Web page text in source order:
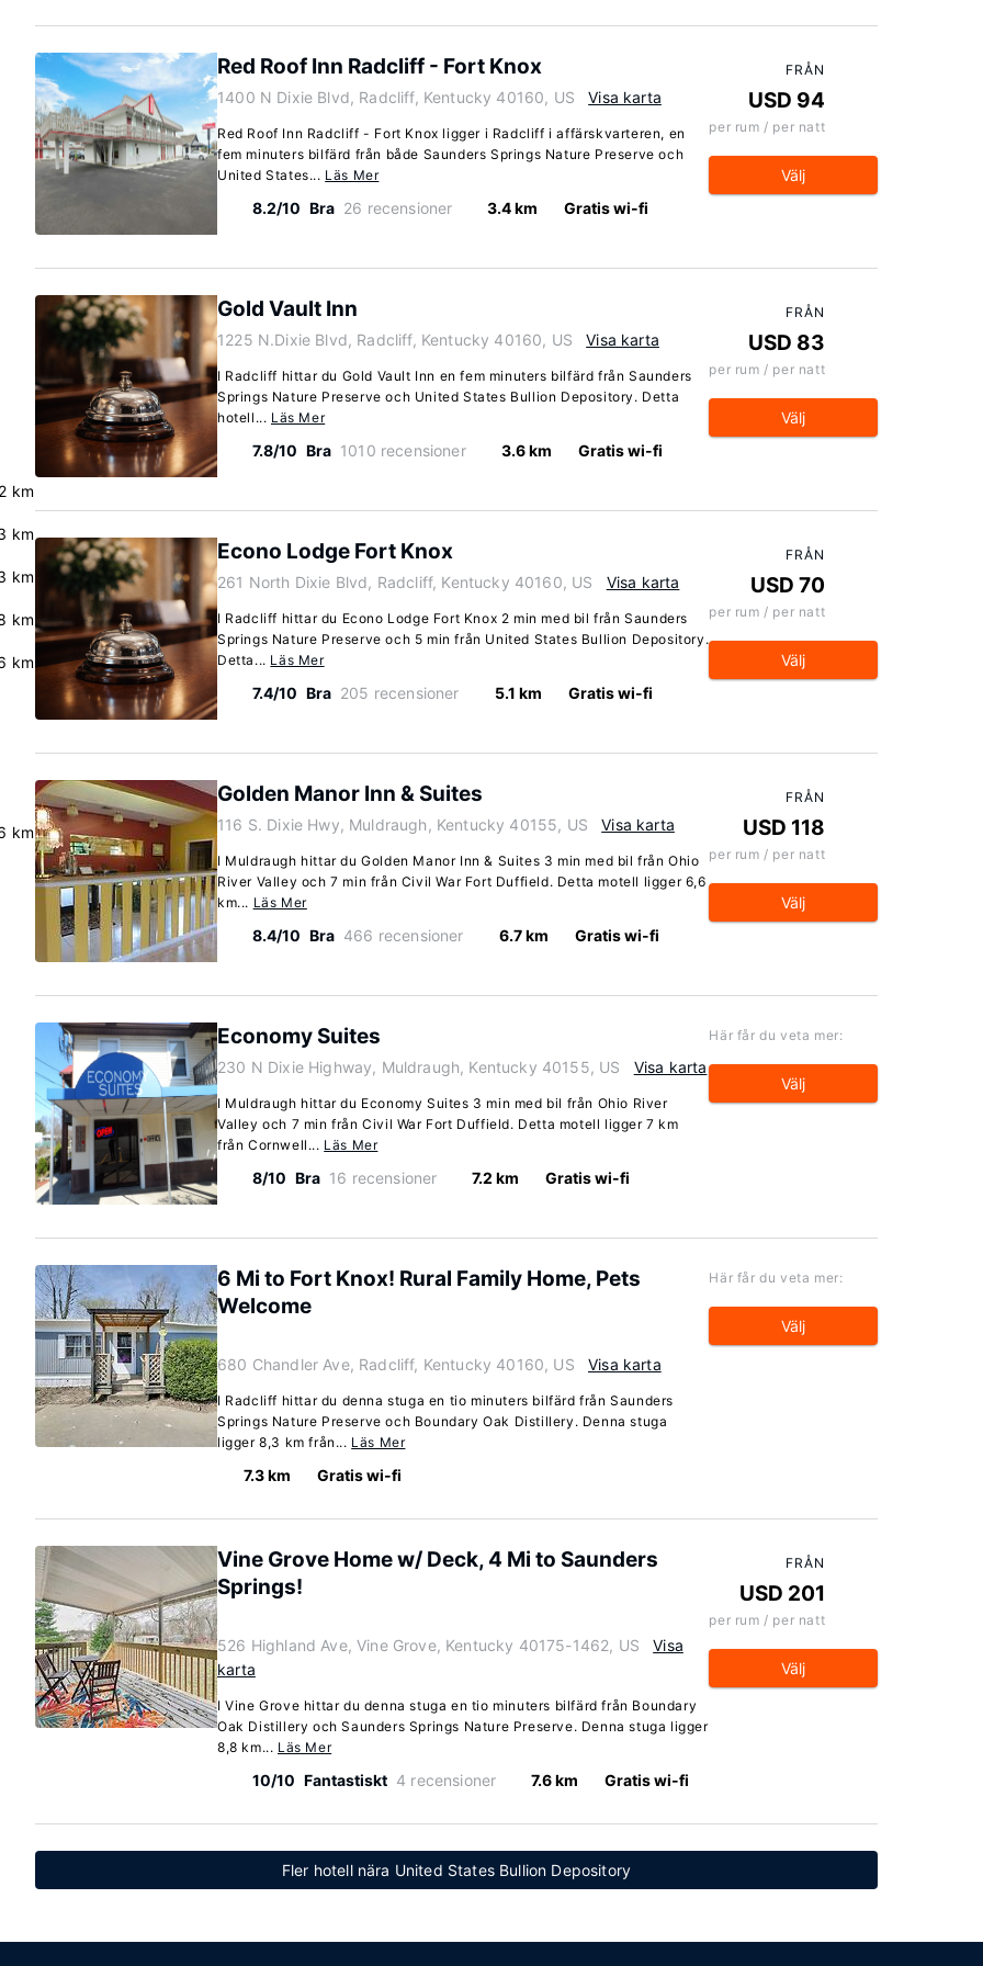
km
km
km
km
km
km
Red Roof Inn Radcliff - Fort Knox
1400 N Dixie Blvd, Radcliff, Kentucky 40160, US Visa karta
Red Roof Inn Radcliff - Fort Knox ligger i Radcliff i affärskvarteren, en
fem minuters bilfärd från både Saunders Springs Nature Preserve och
United States... Läs Mer
8.2/10 Bra 26 recensioner 3.4 km Gratis wi-fi
FRÅN
USD 94
per rum / per natt
Välj
Gold Vault Inn
1225 N.Dixie Blvd, Radcliff, Kentucky 40160, US Visa karta
I Radcliff hittar du Gold Vault Inn en fem minuters bilfärd från Saunders
Springs Nature Preserve och United States Bullion Depository. Detta
hotell... Läs Mer
7.8/10 Bra 1010 recensioner 3.6 km Gratis wi-fi
FRÅN
USD 83
per rum / per natt
Välj
Econo Lodge Fort Knox
261 North Dixie Blvd, Radcliff, Kentucky 40160, US Visa karta
I Radcliff hittar du Econo Lodge Fort Knox 2 min med bil från Saunders
Springs Nature Preserve och 5 min från United States Bullion Depository.
Detta... Läs Mer
7.4/10 Bra 205 recensioner 5.1 km Gratis wi-fi
FRÅN
USD 70
per rum / per natt
Välj
Golden Manor Inn & Suites
116 S. Dixie Hwy, Muldraugh, Kentucky 40155, US Visa karta
I Muldraugh hittar du Golden Manor Inn & Suites 3 min med bil från Ohio
River Valley och 7 min från Civil War Fort Duffield. Detta motell ligger 6,6
km... Läs Mer
8.4/10 Bra 466 recensioner 6.7 km Gratis wi-fi
FRÅN
USD 118
per rum / per natt
Välj
Economy Suites
230 N Dixie Highway, Muldraugh, Kentucky 40155, US Visa karta
I Muldraugh hittar du Economy Suites 3 min med bil från Ohio River
Valley och 7 min från Civil War Fort Duffield. Detta motell ligger 7 km
från Cornwell... Läs Mer
8/10 Bra 16 recensioner 7.2 km Gratis wi-fi
Här får du veta mer:
Välj
6 Mi to Fort Knox! Rural Family Home, Pets
Welcome
680 Chandler Ave, Radcliff, Kentucky 40160, US Visa karta
I Radcliff hittar du denna stuga en tio minuters bilfärd från Saunders
Springs Nature Preserve och Boundary Oak Distillery. Denna stuga
ligger 8,3 km från... Läs Mer
7.3 km Gratis wi-fi
Här får du veta mer:
Välj
Vine Grove Home w/ Deck, 4 Mi to Saunders
Springs!
526 Highland Ave, Vine Grove, Kentucky 40175-1462, US
Visa
karta
I Vine Grove hittar du denna stuga en tio minuters bilfärd från Boundary
Oak Distillery och Saunders Springs Nature Preserve. Denna stuga ligger
8,8 km... Läs Mer
10/10 Fantastiskt 4 recensioner 7.6 km Gratis wi-fi
FRÅN
USD 201
per rum / per natt
Välj
Fler hotell nära United States Bullion Depository